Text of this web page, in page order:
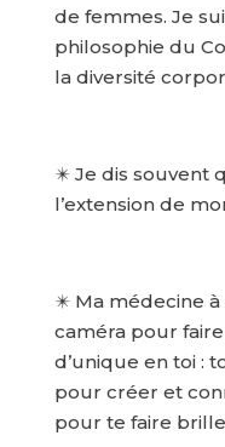
de femmes. Je
philosophie du
la diversité
✴️ Je dis souvent
l’extension de
✴️ Ma médecine à
caméra pour
d’unique en toi :
pour créer et
pour te faire